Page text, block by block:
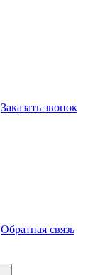
Заказать звонок
Обратная связь